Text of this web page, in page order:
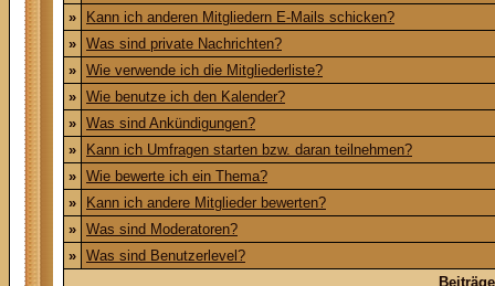
»
Kann ich anderen Mitgliedern E-Mails schicken?
» Was sind private Nachrichten?
» Wie verwende ich die Mitgliederliste?
» Wie benutze ich den Kalender?
» Was sind Ankündigungen?
»
Kann ich Umfragen starten bzw. daran teilnehmen?
» Wie bewerte ich ein Thema?
»
Kann ich andere Mitglieder bewerten?
» Was sind Moderatoren?
» Was sind Benutzerlevel?